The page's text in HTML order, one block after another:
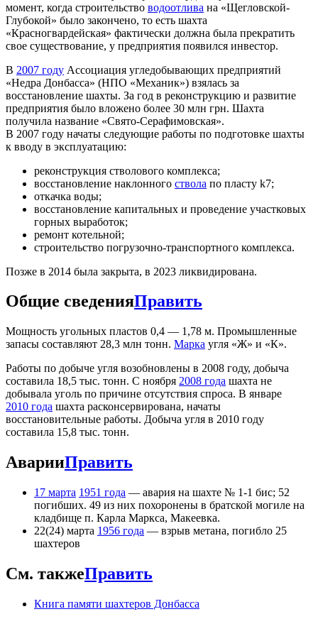
момент, когда строительство водоотлива на «Щегловской-
Глубокой» было закончено, то есть шахта
«Красногвардейская» фактически должна была прекратить
свое существование, у предприятия появился инвестор.
В 2007 году Ассоциация угледобывающих предприятий
«Недра Донбасса» (НПО «Механик») взялась за
восстановление шахты. За год в реконструкцию и развитие
предприятия было вложено более 30 млн грн. Шахта
получила название «Свято-Серафимовская».
В 2007 году начаты следующие работы по подготовке шахты
к вводу в эксплуатацию:
реконструкция стволового комплекса;
восстановление наклонного ствола по пласту k7;
откачка воды;
восстановление капитальных и проведение участковых
горных выработок;
ремонт котельной;
строительство погрузочно-транспортного комплекса.
Позже в 2014 была закрыта, в 2023 ликвидирована.
Общие сведенияПравить
Мощность угольных пластов 0,4 — 1,78 м. Промышленные
запасы составляют 28,3 млн тонн. Марка угля «Ж» и «К».
Работы по добыче угля возобновлены в 2008 году, добыча
составила 18,5 тыс. тонн. С ноября 2008 года шахта не
добывала уголь по причине отсутствия спроса. В январе
2010 года шахта расконсервирована, начаты
восстановительные работы. Добыча угля в 2010 году
составила 15,8 тыс. тонн.
АварииПравить
17 марта 1951 года — авария на шахте № 1-1 бис; 52
погибших. 49 из них похоронены в братской могиле на
кладбище п. Карла Маркса, Макеевка.
22(24) марта 1956 года — взрыв метана, погибло 25
шахтеров
См. такжеПравить
Книга памяти шахтеров Донбасса